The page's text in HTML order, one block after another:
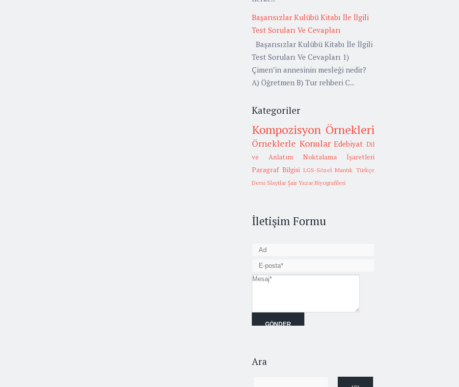
Başarısızlar Kulübü Kitabı İle İlgili
Test Soruları Ve Cevapları
Başarısızlar Kulübü Kitabı İle İlgili
Test Soruları Ve Cevapları 1)
Çimen’in annesinin mesleği nedir?
A) Öğretmen B) Tur rehberi C...
Kategoriler
Kompozisyon Örnekleri
Örneklerle Konular Edebiyat Dil
ve Anlatım
Noktalama İşaretleri
Paragraf Bilgisi LGS-Sözel Mantık Türkçe
Dersi Slaytlar Şair Yazar Biyografileri
İletişim Formu
Ara